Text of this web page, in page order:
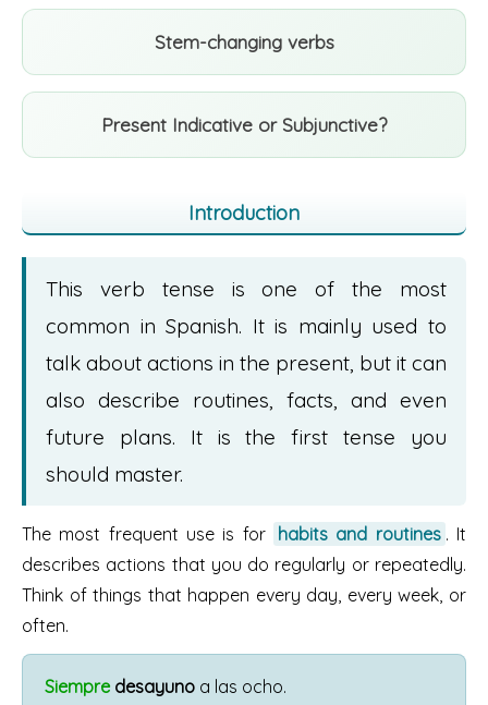
Stem-changing verbs
Present Indicative or Subjunctive?
Introduction
This verb tense is one of the most
common in Spanish. It is mainly used to
talk about actions in the present, but it can
also describe routines, facts, and even
future plans. It is the first tense you
should master.
The most frequent use is for habits and routines . It
describes actions that you do regularly or repeatedly.
Think of things that happen every day, every week, or
often.
Siempre desayuno a las ocho.